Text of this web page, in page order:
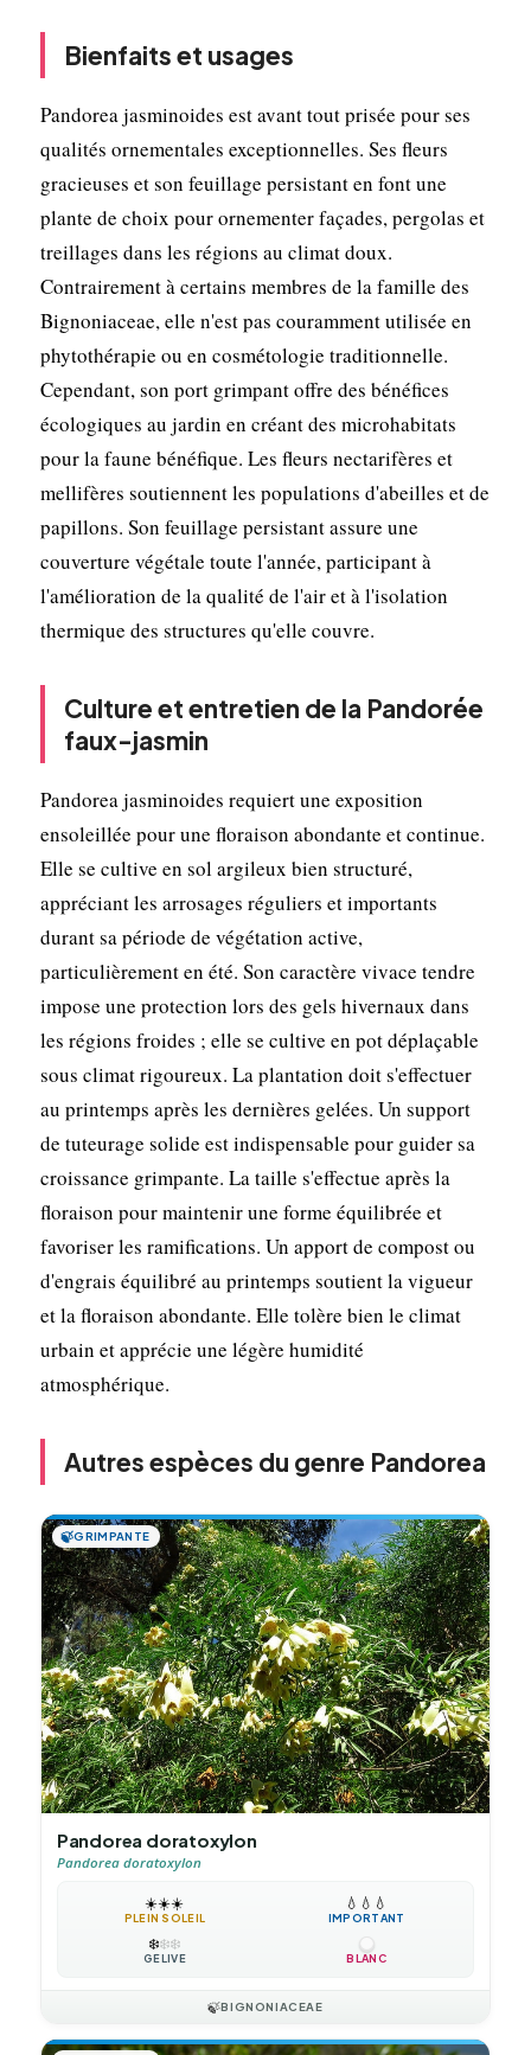
Bienfaits et usages
Pandorea jasminoides est avant tout prisée pour ses
qualités ornementales exceptionnelles. Ses fleurs
gracieuses et son feuillage persistant en font une
plante de choix pour ornementer façades, pergolas et
treillages dans les régions au climat doux.
Contrairement à certains membres de la famille des
Bignoniaceae, elle n'est pas couramment utilisée en
phytothérapie ou en cosmétologie traditionnelle.
Cependant, son port grimpant offre des bénéfices
écologiques au jardin en créant des microhabitats
pour la faune bénéfique. Les fleurs nectarifères et
mellifères soutiennent les populations d'abeilles et de
papillons. Son feuillage persistant assure une
couverture végétale toute l'année, participant à
l'amélioration de la qualité de l'air et à l'isolation
thermique des structures qu'elle couvre.
Culture et entretien de la Pandorée
faux-jasmin
Pandorea jasminoides requiert une exposition
ensoleillée pour une floraison abondante et continue.
Elle se cultive en sol argileux bien structuré,
appréciant les arrosages réguliers et importants
durant sa période de végétation active,
particulièrement en été. Son caractère vivace tendre
impose une protection lors des gels hivernaux dans
les régions froides ; elle se cultive en pot déplaçable
sous climat rigoureux. La plantation doit s'effectuer
au printemps après les dernières gelées. Un support
de tuteurage solide est indispensable pour guider sa
croissance grimpante. La taille s'effectue après la
floraison pour maintenir une forme équilibrée et
favoriser les ramifications. Un apport de compost ou
d'engrais équilibré au printemps soutient la vigueur
et la floraison abondante. Elle tolère bien le climat
urbain et apprécie une légère humidité
atmosphérique.
Autres espèces du genre Pandorea
🍃GRIMPANTE
Pandorea doratoxylon
Pandorea doratoxylon
☀️☀️☀️
PLEIN SOLEIL
💧 💧 💧
IMPORTANT
❄️❄️❄️
GÉLIVE BLANC
🍃BIGNONIACEAE